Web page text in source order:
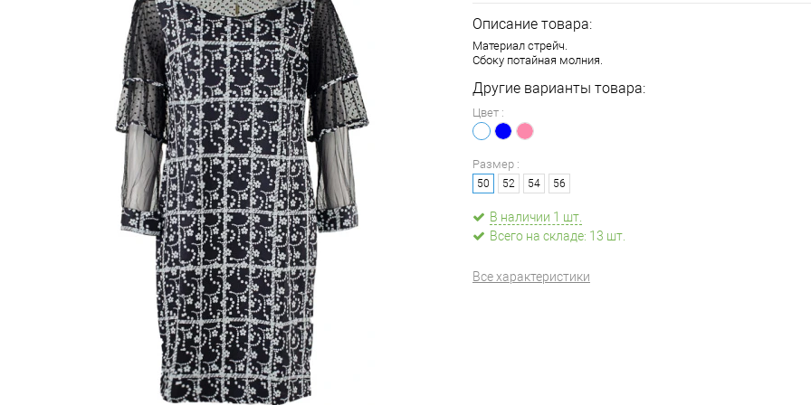
Описание товара:
Материал стрейч.
Сбоку потайная молния.
Другие варианты товара:
Цвет :
Размер :
50 52 54 56
В наличии 1 шт.
Всего на складе: 13 шт.
Все характеристики